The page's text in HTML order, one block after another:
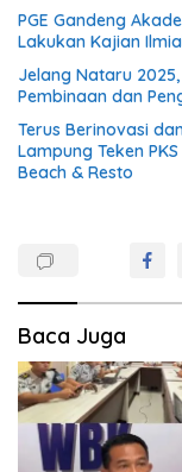
PGE Gandeng
Lakukan Kajian
Jelang Nataru
Pembinaan dan
Terus Berinovasi
Lampung Teken
Beach & Resto
Baca Juga